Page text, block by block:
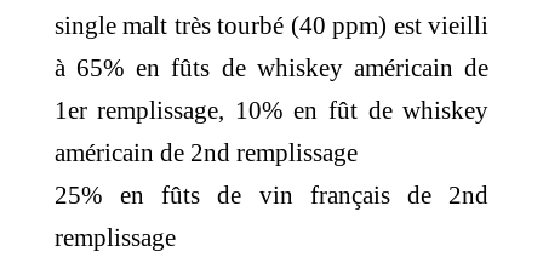
single malt très tourbé (40 ppm) est vieilli
à 65% en fûts de whiskey américain de
1er remplissage, 10% en fût de whiskey
américain de 2nd remplissage
25% en fûts de vin français de 2nd
remplissage